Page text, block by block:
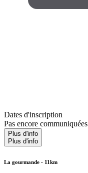
Dates d'inscription
Pas encore communiquées
Plus d'info
Plus d'info
La gourmande - 11km